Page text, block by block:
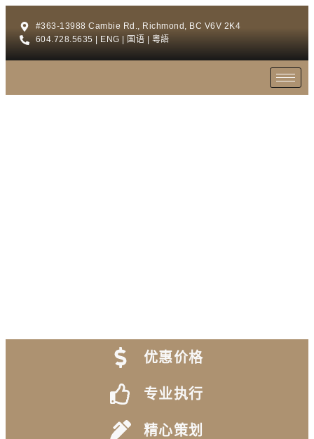
#363-13988 Cambie Rd., Richmond, BC V6V 2K4
604.728.5635 | ENG | 国语 | 粵語
优惠价格
专业执行
精心策划